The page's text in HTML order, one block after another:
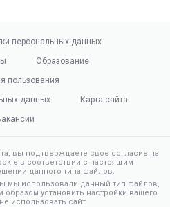
персональных данных
Образование
пользования
данных
Карта сайта
вы подтверждаете свое согласие на
в соответствии с настоящим
данного типа файлов.
мы использовали данный тип файлов,
установить настройки вашего
использовать сайт